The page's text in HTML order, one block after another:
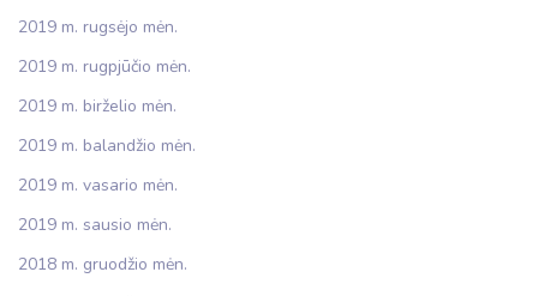
2019 m. rugsėjo mėn.
2019 m. rugpjūčio mėn.
2019 m. birželio mėn.
2019 m. balandžio mėn.
2019 m. vasario mėn.
2019 m. sausio mėn.
2018 m. gruodžio mėn.